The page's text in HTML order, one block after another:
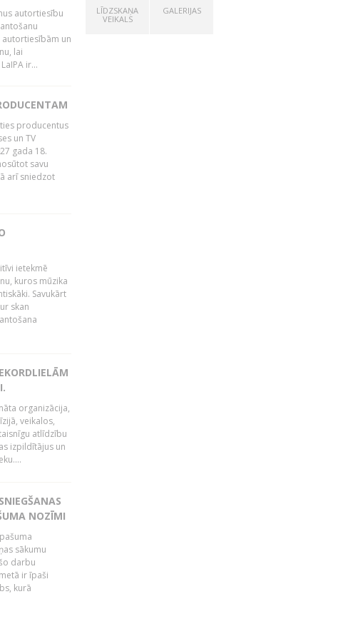
autortiesību
autortiesībām un
lai
ir...
producentus
un TV
gada 18.
savu
arī sniedzot
ietekmē
kuros mūzika
Savukārt
skan
organizācija,
veikalos,
atlīdzību
izpildītājus un
NOZĪMI
sākumu
darbu
ir īpaši
kurā
LĪDZSKAŅA
VEIKALS
GALERIJAS